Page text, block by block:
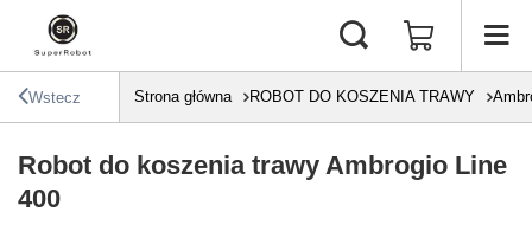
Wstecz Strona główna ROBOT DO KOSZENIA TRAWY
Robot do koszenia trawy Ambrogio Line
400